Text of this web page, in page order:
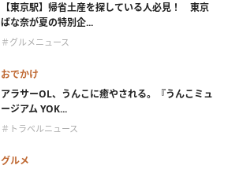
【東京駅】帰省土産を探している人必見！ 東京
ばな奈が夏の特別企...
＃グルメニュース
おでかけ
アラサーOL、うんこに癒やされる。『うんこミュ
ージアム YOK...
＃トラベルニュース
グルメ